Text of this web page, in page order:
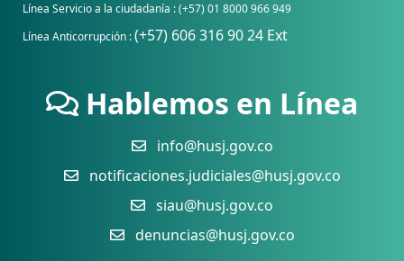
Línea Servicio a la ciudadanía : (+57) 01 8000 966 949
Línea Anticorrupción :(+57) 606 316 90 24 Ext
Hablemos en Línea
info@husj.gov.co
notificaciones.judiciales@husj.gov.co
siau@husj.gov.co
denuncias@husj.gov.co